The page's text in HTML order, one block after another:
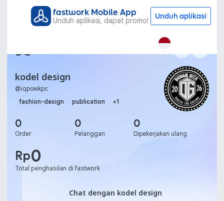
fastwork Mobile App
Unduh aplikasi, dapat promo! Unduh aplikasi
kodel design
@iqpowkpc
fashion-design
publication +1
0
Order
0
Pelanggan
0
Dipekerjakan ulang
Rp0
Total penghasilan di fastwork
Chat dengan kodel design
Chat dengan kodel design